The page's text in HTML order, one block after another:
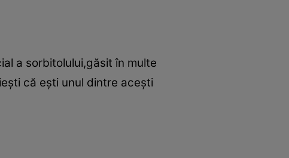
a sorbitolului,găsit în multe
că eşti unul dintre aceşti